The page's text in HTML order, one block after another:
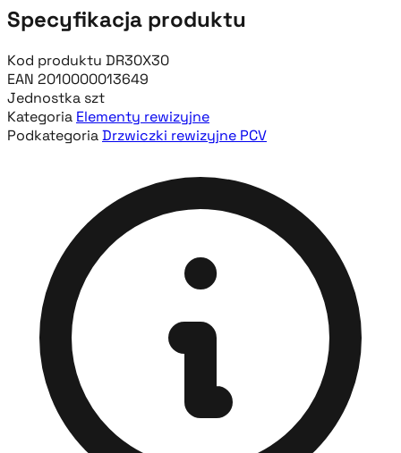
Specyfikacja produktu
Kod produktu DR30X30
EAN 2010000013649
Jednostka szt
Kategoria Elementy rewizyjne
PodkategoriaDrzwiczki rewizyjne PCV